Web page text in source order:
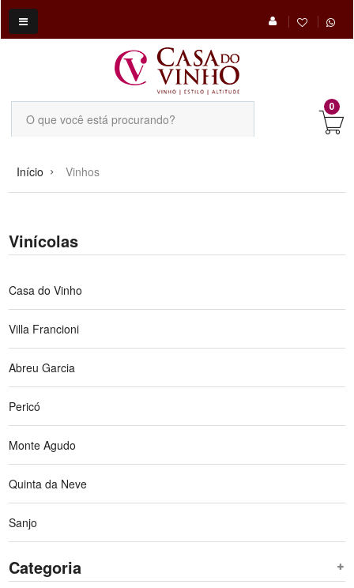
0
Início Vinhos
Vinícolas
Casa do Vinho
Villa Francioni
Abreu Garcia
Pericó
Monte Agudo
Quinta da Neve
Sanjo
Categoria